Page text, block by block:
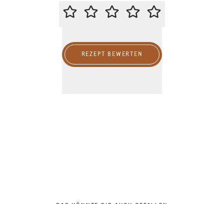
BITTE BEWERTE DIESES REZEPT
REZEPT BEWERTEN